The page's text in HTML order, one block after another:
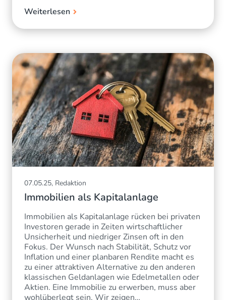
Weiterlesen
07.05.25, Redaktion
Immobilien als Kapitalanlage
Immobilien als Kapitalanlage rücken bei privaten
Investoren gerade in Zeiten wirtschaftlicher
Unsicherheit und niedriger Zinsen oft in den
Fokus. Der Wunsch nach Stabilität, Schutz vor
Inflation und einer planbaren Rendite macht es
zu einer attraktiven Alternative zu den anderen
klassischen Geldanlagen wie Edelmetallen oder
Aktien. Eine Immobilie zu erwerben, muss aber
wohlüberlegt sein. Wir zeigen…